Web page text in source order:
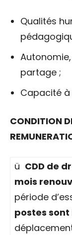
Qualités
partage ;
Capacité
CONDITION
ü CDD de
mois
période
postes sont